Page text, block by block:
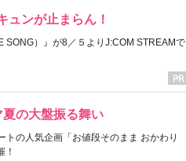
ュンが止まらん！
SONG）』が8／５よりJ:COM STREAMで
の大盤振る舞い
の人気企画「お値段そのまま おかわり
！